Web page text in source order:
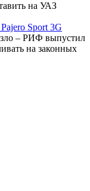
на УАЗ
Sport 3G
– РИФ выпустил
на законных